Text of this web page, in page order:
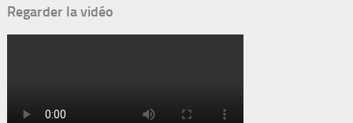
Regarder la vidéo